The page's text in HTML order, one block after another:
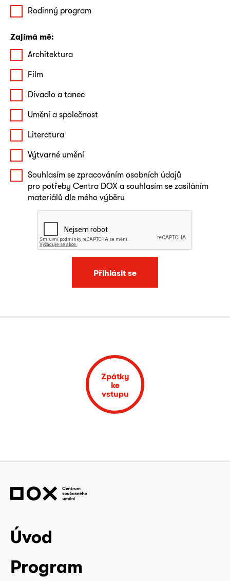
Rodinný program
Zajímá mě:
Architektura
Film
Divadlo a tanec
Umění a společnost
Literatura
Výtvarné umění
Souhlasím se zpracováním osobních údajů
pro potřeby Centra DOX a souhlasím se zasíláním
materiálů dle mého výběru
Přihlásit se
Zpátky
ke
vstupu
Úvod
Program